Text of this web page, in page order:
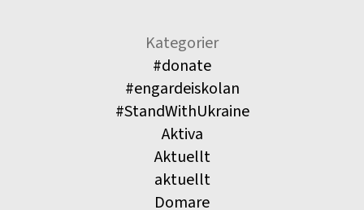
Kategorier
#donate
#engardeiskolan
#StandWithUkraine
Aktiva
Aktuellt
aktuellt
Domare